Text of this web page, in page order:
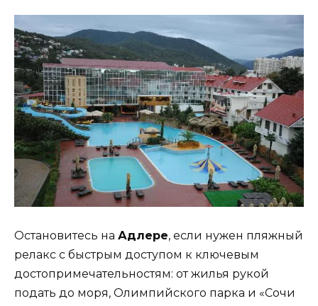
Остановитесь на Адлере, если нужен пляжный
релакс с быстрым доступом к ключевым
достопримечательностям: от жилья рукой
подать до моря, Олимпийского парка и «Сочи